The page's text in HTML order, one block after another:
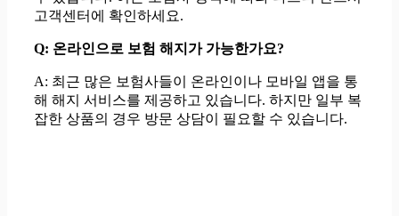
고객센터에 확인하세요.
Q: 온라인으로 보험 해지가 가능한가요?
A: 최근 많은 보험사들이 온라인이나 모바일 앱을 통
해 해지 서비스를 제공하고 있습니다. 하지만 일부 복
잡한 상품의 경우 방문 상담이 필요할 수 있습니다.